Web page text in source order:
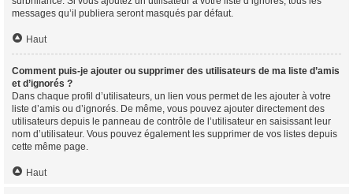
messages qu’il publiera seront masqués par défaut.
Haut
Comment puis-je ajouter ou supprimer des utilisateurs de ma liste d’amis
et d’ignorés ?
Dans chaque profil d’utilisateurs, un lien vous permet de les ajouter à votre
liste d’amis ou d’ignorés. De même, vous pouvez ajouter directement des
utilisateurs depuis le panneau de contrôle de l’utilisateur en saisissant leur
nom d’utilisateur. Vous pouvez également les supprimer de vos listes depuis
cette même page.
Haut